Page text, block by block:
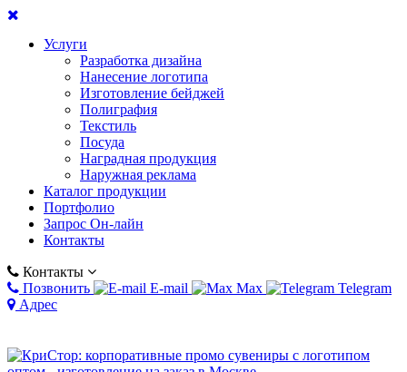
Услуги
Разработка дизайна
Нанесение логотипа
Изготовление бейджей
Полиграфия
Текстиль
Посуда
Наградная продукция
Наружная реклама
Каталог продукции
Портфолио
Запрос Он-лайн
Контакты
Контакты
Позвонить
E-mail Max
Telegram
Адрес